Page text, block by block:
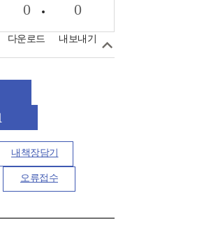
0
다운로드
0
내보내기
내책장담기
오류접수